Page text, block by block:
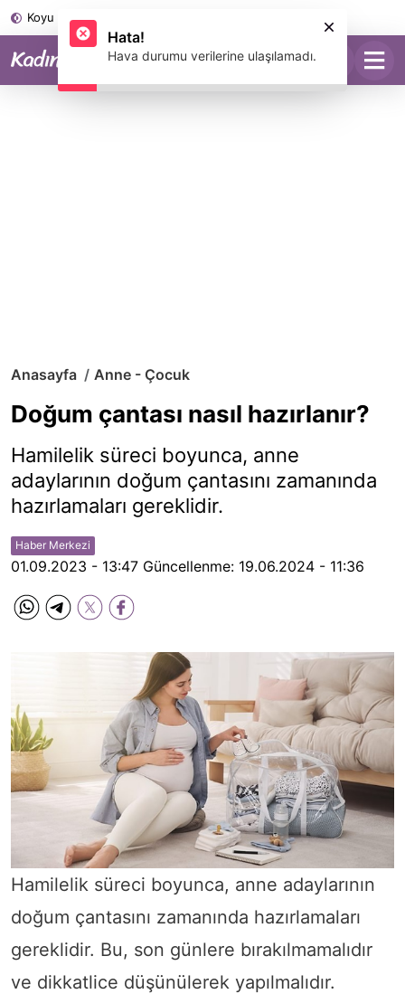
Koyu Mod
Anasayfa Anne - Çocuk
Doğum çantası nasıl hazırlanır?
Hamilelik süreci boyunca, anne
adaylarının doğum çantasını zamanında
hazırlamaları gereklidir.
Haber Merkezi
01.09.2023 - 13:47 Güncellenme: 19.06.2024 - 11:36
Hamilelik süreci boyunca, anne adaylarının
doğum çantasını zamanında hazırlamaları
gereklidir. Bu, son günlere bırakılmamalıdır
ve dikkatlice düşünülerek yapılmalıdır.